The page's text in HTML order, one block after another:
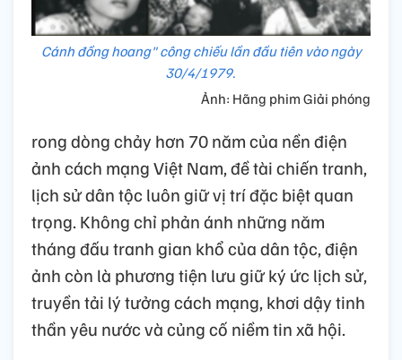
Cánh đồng hoang" công chiếu lần đầu tiên vào ngày
30/4/1979.
Ảnh: Hãng phim Giải phóng
rong dòng chảy hơn 70 năm của nền điện
ảnh cách mạng Việt Nam, đề tài chiến tranh,
lịch sử dân tộc luôn giữ vị trí đặc biệt quan
trọng. Không chỉ phản ánh những năm
tháng đấu tranh gian khổ của dân tộc, điện
ảnh còn là phương tiện lưu giữ ký ức lịch sử,
truyền tải lý tưởng cách mạng, khơi dậy tinh
thần yêu nước và củng cố niềm tin xã hội.